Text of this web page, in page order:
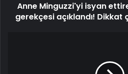
Anne Minguzzi'yi isyan
gerekçesi açıklandı! Dikkat